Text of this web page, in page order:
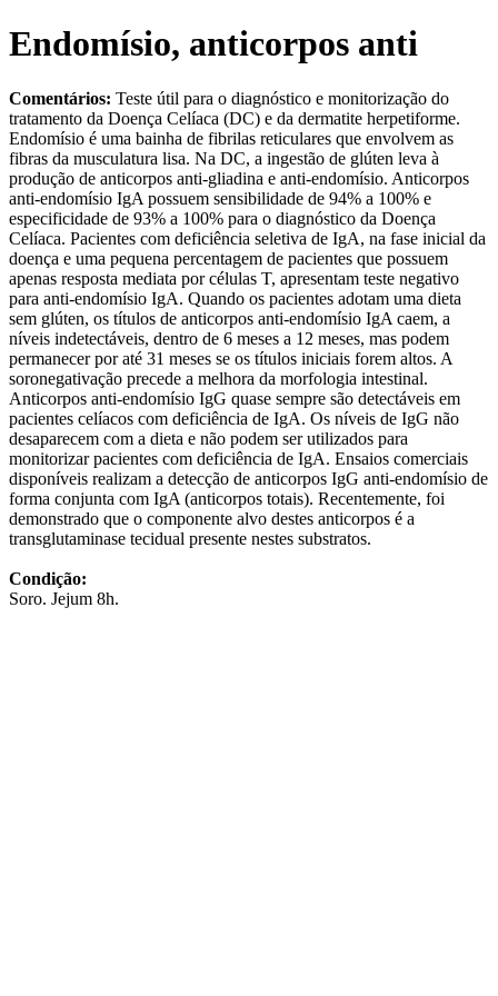
Endomísio, anticorpos anti
Comentários: Teste útil para o diagnóstico e monitorização do
tratamento da Doença Celíaca (DC) e da dermatite herpetiforme.
Endomísio é uma bainha de fibrilas reticulares que envolvem as
fibras da musculatura lisa. Na DC, a ingestão de glúten leva à
produção de anticorpos anti-gliadina e anti-endomísio. Anticorpos
anti-endomísio IgA possuem sensibilidade de 94% a 100% e
especificidade de 93% a 100% para o diagnóstico da Doença
Celíaca. Pacientes com deficiência seletiva de IgA, na fase inicial da
doença e uma pequena percentagem de pacientes que possuem
apenas resposta mediata por células T, apresentam teste negativo
para anti-endomísio IgA. Quando os pacientes adotam uma dieta
sem glúten, os títulos de anticorpos anti-endomísio IgA caem, a
níveis indetectáveis, dentro de 6 meses a 12 meses, mas podem
permanecer por até 31 meses se os títulos iniciais forem altos. A
soronegativação precede a melhora da morfologia intestinal.
Anticorpos anti-endomísio IgG quase sempre são detectáveis em
pacientes celíacos com deficiência de IgA. Os níveis de IgG não
desaparecem com a dieta e não podem ser utilizados para
monitorizar pacientes com deficiência de IgA. Ensaios comerciais
disponíveis realizam a detecção de anticorpos IgG anti-endomísio de
forma conjunta com IgA (anticorpos totais). Recentemente, foi
demonstrado que o componente alvo destes anticorpos é a
transglutaminase tecidual presente nestes substratos.
Condição:
Soro. Jejum 8h.